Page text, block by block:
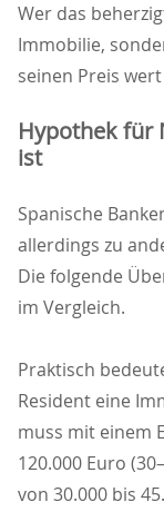
Wer das
Immobilie,
seinen Preis
Hypothek für
ist
Spanische
allerdings zu
Die folgende
im Vergleich.
Praktisch
Resident eine
muss mit einem
120.000 Euro
von 30.000 bis